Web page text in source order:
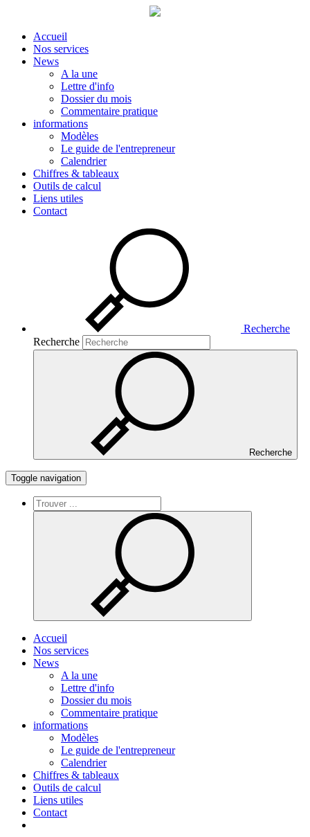
Accueil
Nos services
News
A la une
Lettre d'info
Dossier du mois
Commentaire pratique
informations
Modèles
Le guide de l'entrepreneur
Calendrier
Chiffres & tableaux
Outils de calcul
Liens utiles
Contact
Recherche
Recherche
Recherche
Toggle navigation
Accueil
Nos services
News
A la une
Lettre d'info
Dossier du mois
Commentaire pratique
informations
Modèles
Le guide de l'entrepreneur
Calendrier
Chiffres & tableaux
Outils de calcul
Liens utiles
Contact